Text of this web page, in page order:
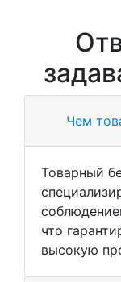
Чем
Товарный
что
высокую